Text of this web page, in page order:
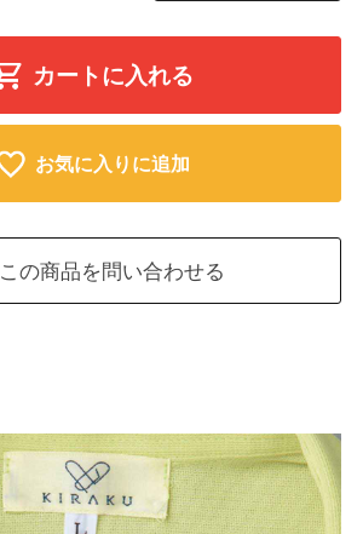
カートに入れる
お気に入りに追加
この商品を問い合わせる